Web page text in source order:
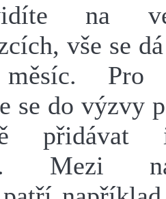
na
vše se
Pro
se do výzvy
Mezi